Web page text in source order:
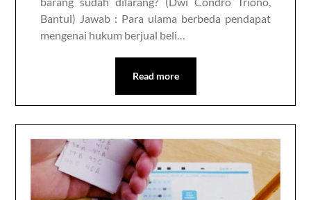
Bantul) Jawab : Para ulama berbeda pendapat
mengenai hukum berjual beli…
Read more